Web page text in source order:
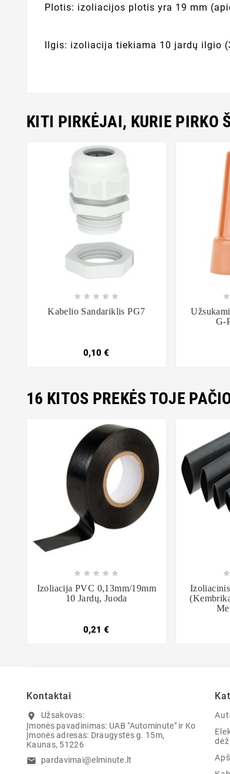
Plotis: izoliacijos plotis yra 19 mm
Ilgis: izoliacija tiekiama 10 jardų ilgio
KITI PIRKĖJAI, KURIE PIRKO
    
Kabelio Sandariklis PG7
0,10 €

G-
16 KITOS PREKĖS TOJE
    
Izoliacija PVC 0,13mm/19mm
10 Jardų, Juoda
0,21 €

Kontaktai
location_on
Užsakovas:
Įmonės pavadinimas: UAB "Autominute" ir Ko
Įmonės adresas: Draugystės g. 15m,
Kaunas, 51226
email pardavimai@elminute.lt